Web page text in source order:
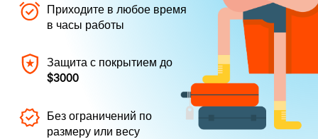
Приходите в любое время
в часы работы
Защита с покрытием до
$3000
Без ограничений по
размеру или весу